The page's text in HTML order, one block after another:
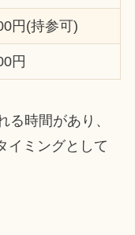
円(持参可)
円
時間があり、
イミングとして